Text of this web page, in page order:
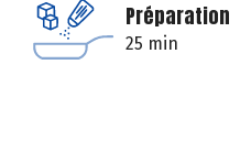
Préparation
25 min